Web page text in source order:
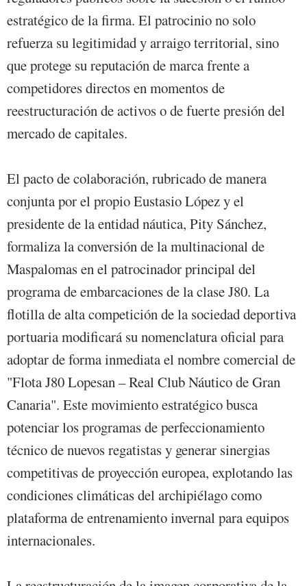
estratégico de la firma. El patrocinio no solo
refuerza su legitimidad y arraigo territorial, sino
que protege su reputación de marca frente a
competidores directos en momentos de
reestructuración de activos o de fuerte presión del
mercado de capitales.
El pacto de colaboración, rubricado de manera
conjunta por el propio Eustasio López y el
presidente de la entidad náutica, Pity Sánchez,
formaliza la conversión de la multinacional de
Maspalomas en el patrocinador principal del
programa de embarcaciones de la clase J80. La
flotilla de alta competición de la sociedad deportiva
portuaria modificará su nomenclatura oficial para
adoptar de forma inmediata el nombre comercial de
"Flota J80 Lopesan – Real Club Náutico de Gran
Canaria". Este movimiento estratégico busca
potenciar los programas de perfeccionamiento
técnico de nuevos regatistas y generar sinergias
competitivas de proyección europea, explotando las
condiciones climáticas del archipiélago como
plataforma de entrenamiento invernal para equipos
internacionales.